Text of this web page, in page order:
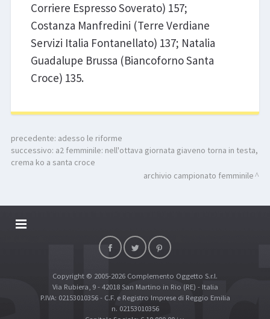
Corriere Espresso Soverato) 157;
Costanza Manfredini (Terre Verdiane
Servizi Italia Fontanellato) 137; Natalia
Guadalupe Brussa (Biancoforno Santa
Croce) 135.
precedente: adesso le riforme
successivo: a2 femminile: nell'ottava giornata giaveno torna in testa,
crema ko a santa croce
archivio campionato femminile
DALLARIVOLLEY SOSTIENE
TOP RICERCHECopyright © 2005-2026 Complemento Oggetto S.r.l.
Via Rubiera, 9 - 42018 San Martino in Rio (RE) - Italia
P.IVA: 02153010356 - C.F. e Registro Imprese di Reggio Emilia
n. 02153010356